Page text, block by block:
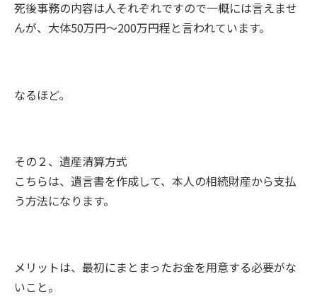
死後事務の内容は人それぞれですので一概には言えませ
んが、大体50万円〜200万円程と言われています。
なるほど。
その２、遺産清算方式
こちらは、遺言書を作成して、本人の相続財産から支払
う方法になります。
メリットは、最初にまとまったお金を用意する必要がな
いこと。